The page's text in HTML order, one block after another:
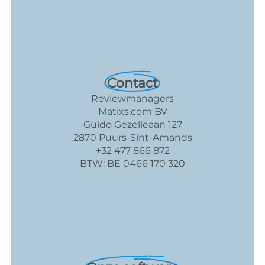
Contact
Reviewmanagers
Matixs.com BV
Guido Gezelleaan 127
2870 Puurs-Sint-Amands
+32 477 866 872
BTW: BE 0466 170 320